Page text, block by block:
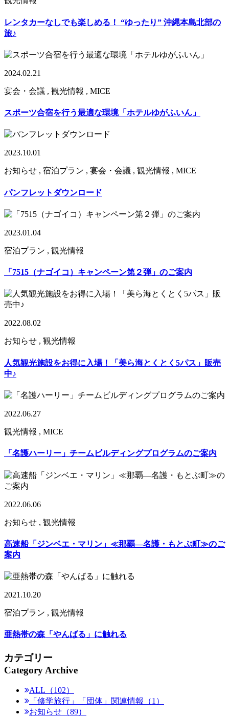
レンタカーなしでも楽しめる！ “ゆったり” 沖縄本島北部の
旅♪
2024.02.21
宴会・会議 , 観光情報 , MICE
スポーツ合宿を行う最適な環境「ホテルゆがふいん」
2023.10.01
お知らせ , 宿泊プラン , 宴会・会議 , 観光情報 , MICE
パンフレットダウンロード
2023.01.04
宿泊プラン , 観光情報
「7515（ナゴイコ）キャンペーン第２弾」のご案内
2022.08.02
お知らせ , 観光情報
人気観光施設をお得に入場！「美ら海とくとく5パス」販売
中♪
2022.06.27
観光情報 , MICE
「名護ハーリー」チームビルディングプログラムのご案内
2022.06.06
お知らせ , 観光情報
高速船「ジンベエ・マリン」≪那覇—名護・もとぶ町≫のご
案内
2021.10.20
宿泊プラン , 観光情報
亜熱帯の森「やんばる」に触れる
カテゴリー
Category Archive
ALL（102）
「修学旅行」「団体」関連情報（1）
お知らせ（89）